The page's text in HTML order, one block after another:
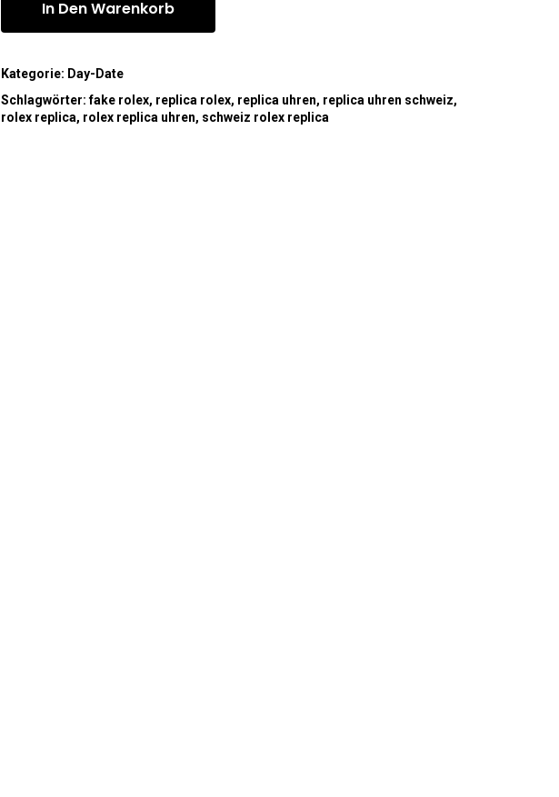
In Den Warenkorb
Kategorie: Day-Date
Schlagwörter:fake rolex, replica rolex, replica uhren, replica uhren schweiz,
rolex replica, rolex replica uhren, schweiz rolex replica